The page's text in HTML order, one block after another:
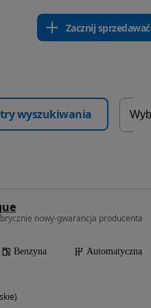
Zacznij sprzedawać
wyszukiwania
nowy-gwarancja producenta
Benzyna
Automatyczna